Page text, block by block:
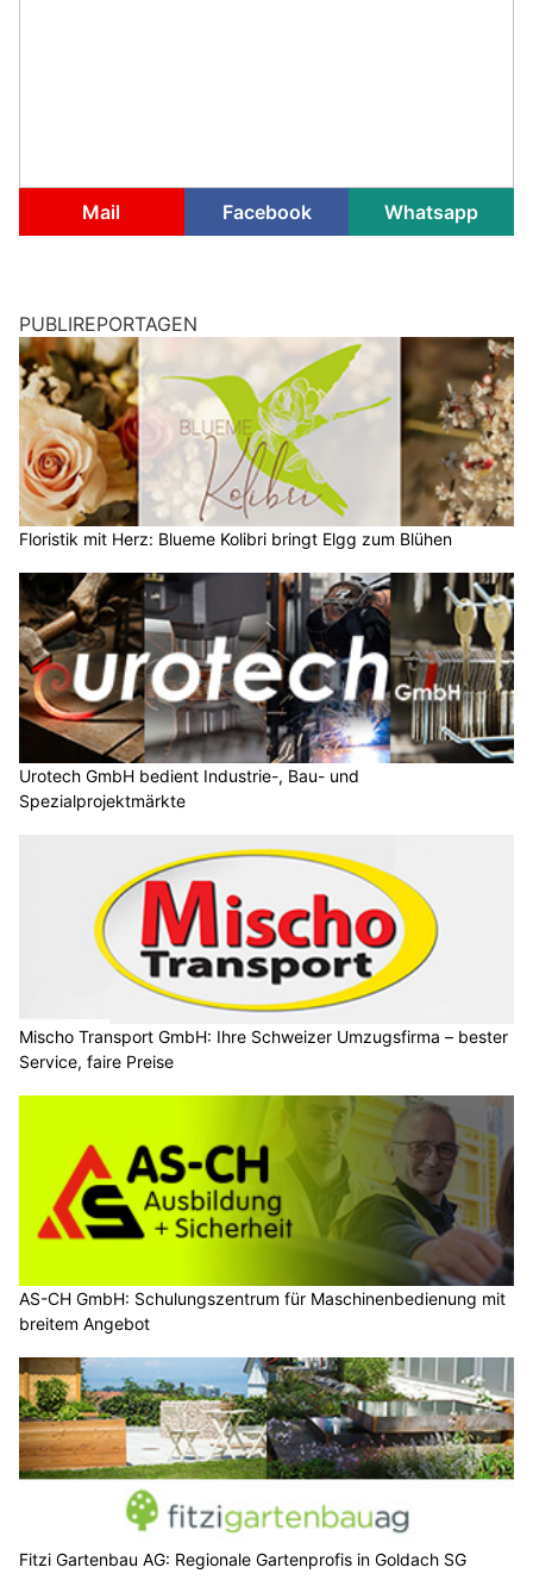
Mail Facebook Whatsapp
PUBLIREPORTAGEN
Floristik mit Herz: Blueme Kolibri bringt Elgg zum Blühen
Urotech GmbH bedient Industrie-, Bau- und
Spezialprojektmärkte
Mischo Transport GmbH: Ihre Schweizer Umzugsfirma – bester
Service, faire Preise
AS-CH GmbH: Schulungszentrum für Maschinenbedienung mit
breitem Angebot
Fitzi Gartenbau AG: Regionale Gartenprofis in Goldach SG